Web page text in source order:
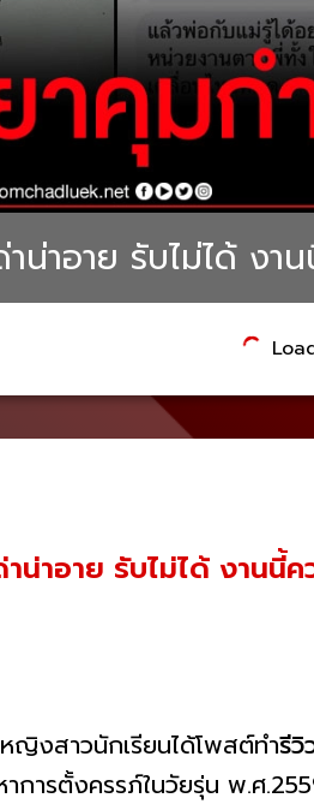
น่าอาย รับไม่ได้ งา
น่าอาย รับไม่ได้ งานนี้
งสาวนักเรียนได้โพสต์ทำรีวิ
ารตั้งครรภ์ในวัยรุ่น พ.ศ